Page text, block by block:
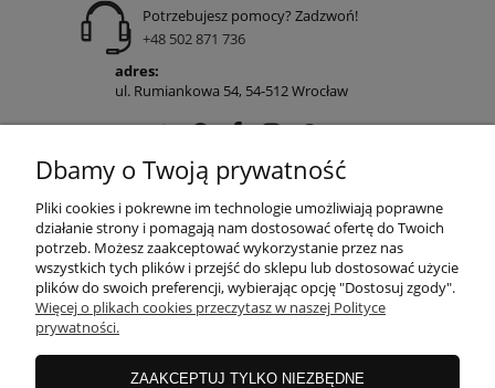
Potrzebujesz pomocy? Zadzwoń!
+48 502 871 736
adres:
ul. Rumiankowa 54, 54-512 Wrocław
POMOC
MOJE KONTO
PŁATNOŚCI I DOSTAWA
Dbamy o Twoją prywatność
Pliki cookies i pokrewne im technologie umożliwiają poprawne
działanie strony i pomagają nam dostosować ofertę do Twoich
potrzeb. Możesz zaakceptować wykorzystanie przez nas
wszystkich tych plików i przejść do sklepu lub dostosować użycie
plików do swoich preferencji, wybierając opcję "Dostosuj zgody".
Więcej o plikach cookies przeczytasz w naszej Polityce
prywatności.
ZAAKCEPTUJ TYLKO NIEZBĘDNE